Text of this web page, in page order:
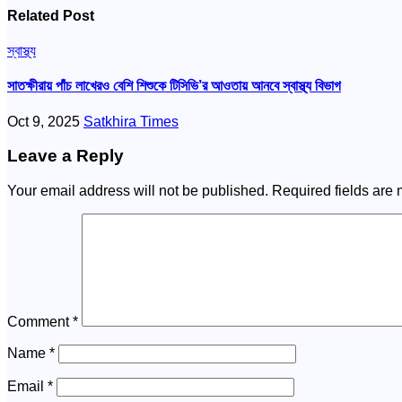
Related Post
স্বাস্থ্য
সাতক্ষীরায় পাঁচ লাখেরও বেশি শিশুকে টিসিভি’র আওতায় আনবে স্বাস্থ্য বিভাগ
Oct 9, 2025 Satkhira Times
Leave a Reply
Your email address will not be published. Required fields are
Comment*
Name *
Email *